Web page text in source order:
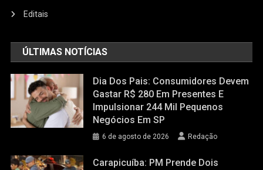
Editais
ÚLTIMAS NOTÍCIAS
Dia Dos Pais: Consumidores Devem
Gastar R$ 280 Em Presentes E
Impulsionar 244 Mil Pequenos
Negócios Em SP
6 de agosto de 2026 Redação
Carapicuíba: PM Prende Dois